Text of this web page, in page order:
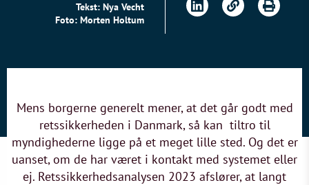
Tekst: Nya Vecht
Foto: Morten Holtum
Mens borgerne generelt mener, at det går godt med
retssikkerheden i Danmark, så kan tiltro til
myndighederne ligge på et meget lille sted. Og det er
uanset, om de har været i kontakt med systemet eller
ej. Retssikkerhedsanalysen 2023 afslører, at langt